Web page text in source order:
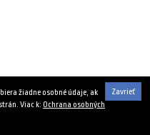
Zavrieť
žiadne osobné údaje, ak
Viac k: Ochrana osobných